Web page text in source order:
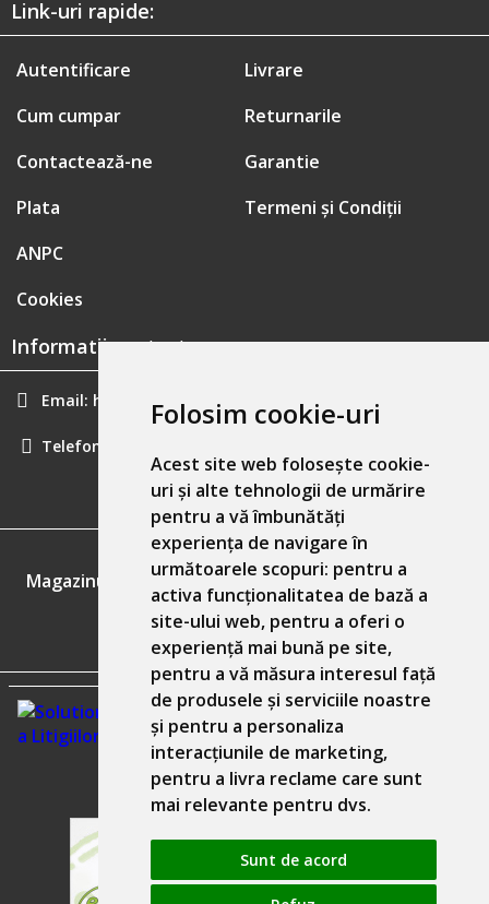
Folosim cookie-uri
Acest site web folosește cookie-
uri și alte tehnologii de urmărire
pentru a vă îmbunătăți
experiența de navigare în
următoarele scopuri: pentru a
activa funcționalitatea de bază a
site-ului web, pentru a oferi o
experiență mai bună pe site,
pentru a vă măsura interesul față
de produsele și serviciile noastre
și pentru a personaliza
interacțiunile de marketing,
pentru a livra reclame care sunt
mai relevante pentru dvs.
Sunt de acord
Link-uri rapide:
Autentificare
Cum cumpar
Contactează-ne
Plata
Livrare
Returnarile
Garantie
Termeni și Condiții
ANPC
Cookies
Informatii contact:
Email: hainecomode@gmail.com
Telefon:
GDPR
Magazinul nostru respecta 100% prevederile GDPR.
Informatiile mele personale